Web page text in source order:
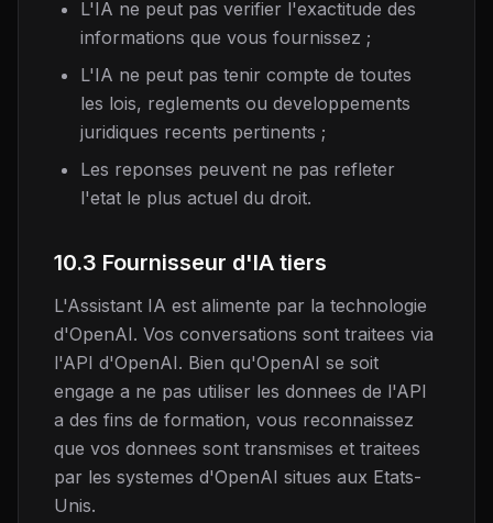
L'IA ne peut pas verifier l'exactitude des
informations que vous fournissez ;
L'IA ne peut pas tenir compte de toutes
les lois, reglements ou developpements
juridiques recents pertinents ;
Les reponses peuvent ne pas refleter
l'etat le plus actuel du droit.
10.3 Fournisseur d'IA tiers
L'Assistant IA est alimente par la technologie
d'OpenAI. Vos conversations sont traitees via
l'API d'OpenAI. Bien qu'OpenAI se soit
engage a ne pas utiliser les donnees de l'API
a des fins de formation, vous reconnaissez
que vos donnees sont transmises et traitees
par les systemes d'OpenAI situes aux Etats-
Unis.